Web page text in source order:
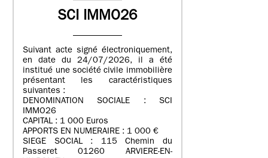
SCI IMMO26
Suivant acte signé électroniquement,
en date du 24/07/2026, il a été
institué une société civile immobilière
présentant les caractéristiques
suivantes :
DENOMINATION SOCIALE : SCI
IMMO26
CAPITAL : 1 000 Euros
APPORTS EN NUMERAIRE : 1 000 €
SIEGE SOCIAL : 115 Chemin du
Passeret 01260 ARVIERE-EN-